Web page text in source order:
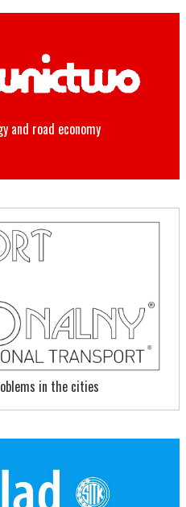
and road economy
in the cities